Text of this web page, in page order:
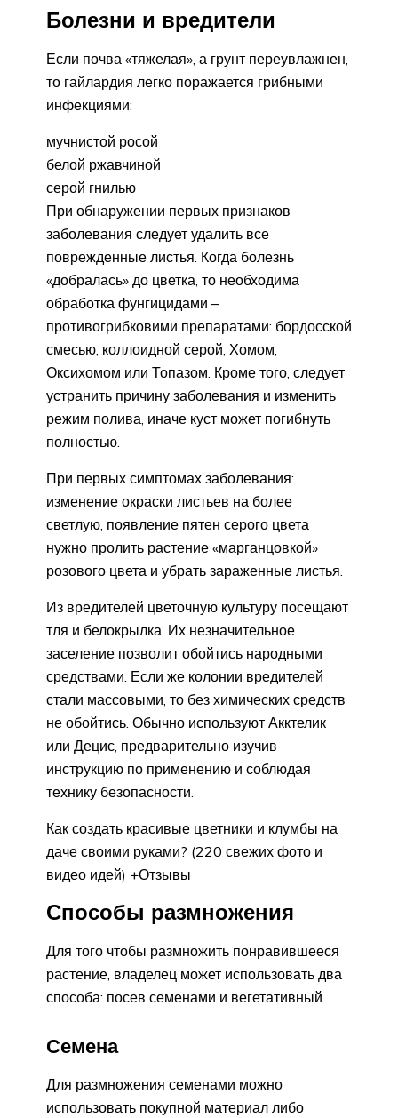
Болезни и вредители
Если почва «тяжелая», а грунт переувлажнен,
то гайлардия легко поражается грибными
инфекциями:
мучнистой росой
белой ржавчиной
серой гнилью
При обнаружении первых признаков
заболевания следует удалить все
поврежденные листья. Когда болезнь
«добралась» до цветка, то необходима
обработка фунгицидами –
противогрибковими препаратами: бордосской
смесью, коллоидной серой, Хомом,
Оксихомом или Топазом. Кроме того, следует
устранить причину заболевания и изменить
режим полива, иначе куст может погибнуть
полностью.
При первых симптомах заболевания:
изменение окраски листьев на более
светлую, появление пятен серого цвета
нужно пролить растение «марганцовкой»
розового цвета и убрать зараженные листья.
Из вредителей цветочную культуру посещают
тля и белокрылка. Их незначительное
заселение позволит обойтись народными
средствами. Если же колонии вредителей
стали массовыми, то без химических средств
не обойтись. Обычно используют Акктелик
или Децис, предварительно изучив
инструкцию по применению и соблюдая
технику безопасности.
Как создать красивые цветники и клумбы на
даче своими руками? (220 свежих фото и
видео идей) +Отзывы
Способы размножения
Для того чтобы размножить понравившееся
растение, владелец может использовать два
способа: посев семенами и вегетативный.
Семена
Для размножения семенами можно
использовать покупной материал либо